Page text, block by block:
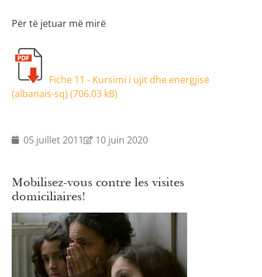
Për të jetuar më mirë
Fiche 11 - Kursimi i ujit dhe energjisë
(albanais-sq) (706.03 kB)
05 juillet 2011 10 juin 2020
Mobilisez-vous contre les visites
domiciliaires!